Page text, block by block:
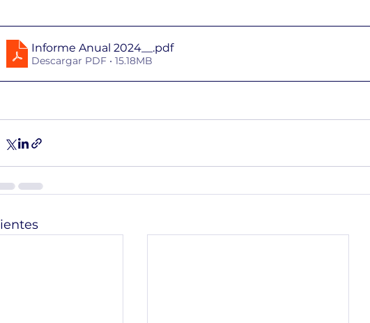
Informe Anual 2024__ .pdf
Descargar PDF • 15.18MB